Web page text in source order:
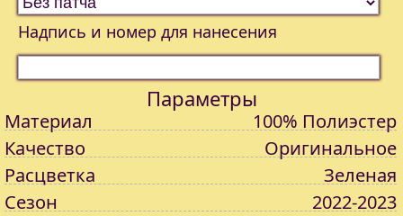
Надпись и номер для нанесения
Параметры
Материал
100% Полиэстер
Качество
Оригинальное
Расцветка
Зеленая
Сезон
2022-2023